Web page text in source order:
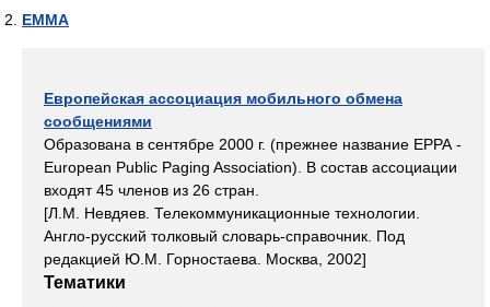
EMMA
Европейская ассоциация мобильного обмена
сообщениями
Образована в сентябре 2000 г. (прежнее название ЕРРА -
European Public Paging Association). В состав ассоциации
входят 45 членов из 26 стран.
[Л.М. Невдяев. Телекоммуникационные технологии.
Англо-русский толковый словарь-справочник. Под
редакцией Ю.М. Горностаева. Москва, 2002]
Тематики